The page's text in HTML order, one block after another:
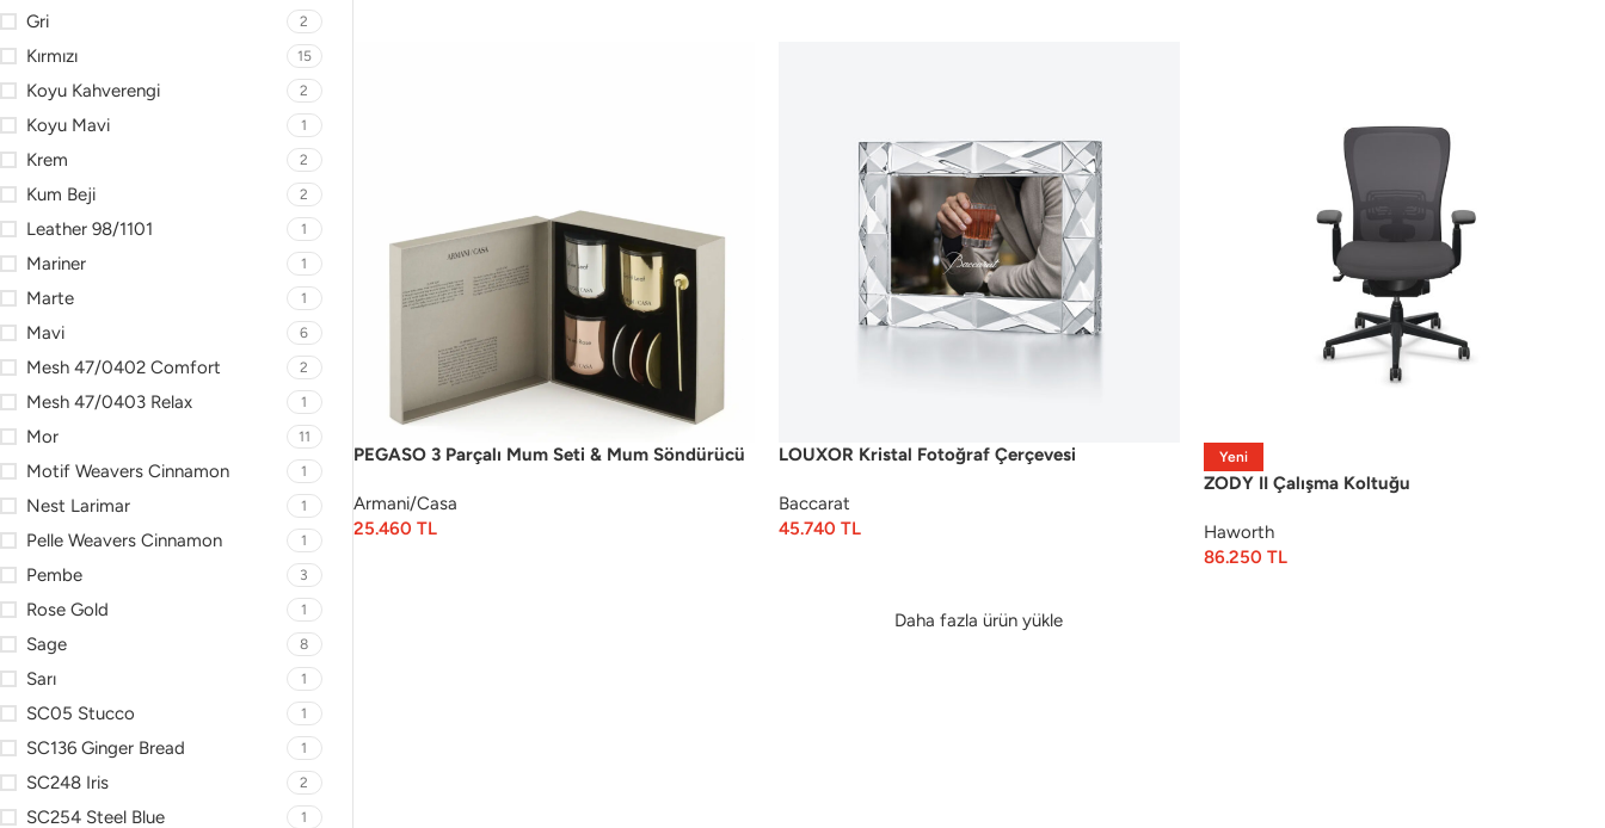
Gri 2
Kırmızı 15
Koyu Kahverengi 2
Koyu Mavi 1
Krem 2
Kum Beji 2
Leather 98/1101 1
Mariner 1
Marte 1
Mavi 6
Mesh 47/0402 Comfort 2
Mesh 47/0403 Relax 1
Mor 11
Motif Weavers Cinnamon 1
Nest Larimar 1
Pelle Weavers Cinnamon 1
Pembe 3
Rose Gold 1
Sage 8
Sarı 1
SC05 Stucco 1
SC136 Ginger Bread 1
SC248 Iris 2
SC254 Steel Blue 1
PEGASO 3 Parçalı Mum Seti & Mum Söndürücü
Armani/Casa
25.460 TL
LOUXOR Kristal Fotoğraf Çerçevesi
Baccarat
45.740 TL
Yeni
ZODY II Çalışma Koltuğu
Haworth
86.250 TL
Daha fazla ürün yükle